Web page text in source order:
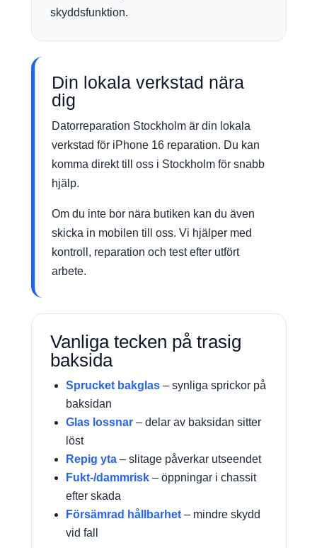
skyddsfunktion.
Din lokala verkstad nära
dig
Datorreparation Stockholm är din lokala
verkstad för iPhone 16 reparation. Du kan
komma direkt till oss i Stockholm för snabb
hjälp.
Om du inte bor nära butiken kan du även
skicka in mobilen till oss. Vi hjälper med
kontroll, reparation och test efter utfört
arbete.
Vanliga tecken på trasig
baksida
Sprucket bakglas – synliga sprickor på
baksidan
Glas lossnar – delar av baksidan sitter
löst
Repig yta – slitage påverkar utseendet
Fukt-/dammrisk – öppningar i chassit
efter skada
Försämrad hållbarhet – mindre skydd
vid fall